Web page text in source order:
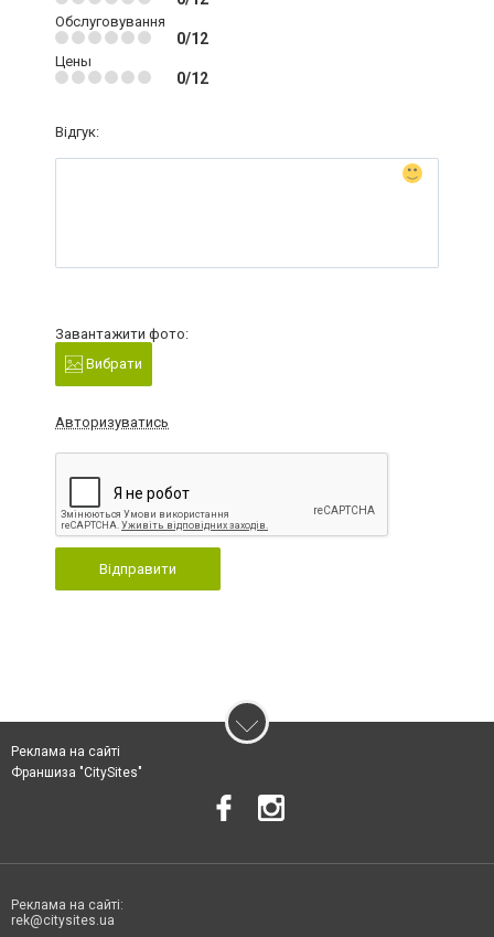
Обслуговування
0/12
Цены
0/12
Відгук:
Завантажити фото:
Вибрати
Авторизуватись
Відправити
Реклама на сайті
Франшиза "CitySites"
Реклама на сайті:
rek@citysites.ua